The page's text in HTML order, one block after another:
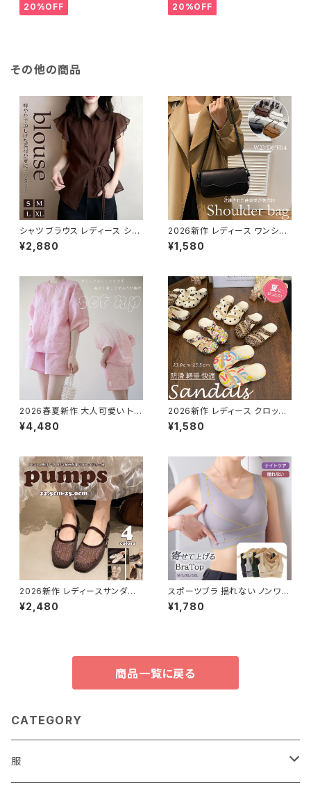
20%OFF 20%OFF
その他の商品
シャツ ブラウス レディース シア
ー 透け感 襟付き 前開きシャツ
大人 きれいめ 上品 エレガント
¥2,880
2026新作 レディース ワンショ
ルダーバッグ 肩掛け きれいめ
スクエア レザー調
¥1,580
2026春夏新作 大人可愛い トレ
ンド 麻調 ふんわり袖 半袖シャ
ツ ブラウス ピンク 着回し セット
¥4,480
2026新作 レディース クロッグ
サンダル スリッパ 靴 シューズ
ベランダ 軽量 アウトドア カジュ
¥1,580
2026新作 レディースサンダル
メッシュ パンプス フラット ペタ
ンコ 透ける 美脚 脚長
¥2,480
スポーツブラ 揺れない ノンワイ
ヤー バストケア ナイトブラ バス
トアップ
¥1,780
商品一覧に戻る
CATEGORY
服